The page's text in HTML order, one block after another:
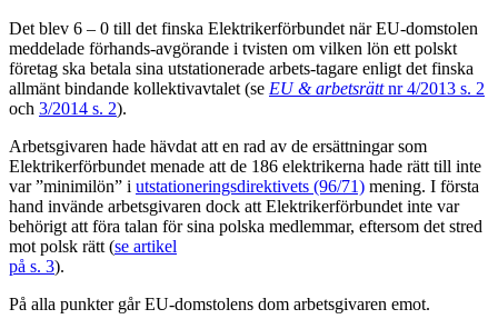
Det blev 6 – 0 till det finska Elektrikerförbundet när EU-domstolen
meddelade förhands-avgörande i tvisten om vilken lön ett polskt
företag ska betala sina utstationerade arbets-tagare enligt det finska
allmänt bindande kollektivavtalet (se EU & arbetsrättnr 4/2013 s. 2
och 3/2014 s. 2).
Arbetsgivaren hade hävdat att en rad av de ersättningar som
Elektrikerförbundet menade att de 186 elektrikerna hade rätt till inte
var ”minimilön” i utstationeringsdirektivets (96/71) mening. I första
hand invände arbetsgivaren dock att Elektrikerförbundet inte var
behörigt att föra talan för sina polska medlemmar, eftersom det stred
mot polsk rätt (se artikel
på s. 3).
På alla punkter går EU-domstolens dom arbetsgivaren emot.